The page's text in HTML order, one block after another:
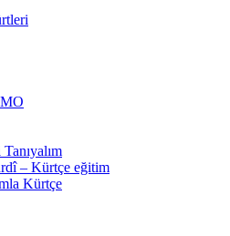
– Kürtçe eğitim
Kürtçe